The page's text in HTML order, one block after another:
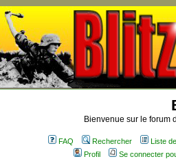
Bienvenue sur le forum
FAQ Rechercher
Liste
Profil
Se connecter